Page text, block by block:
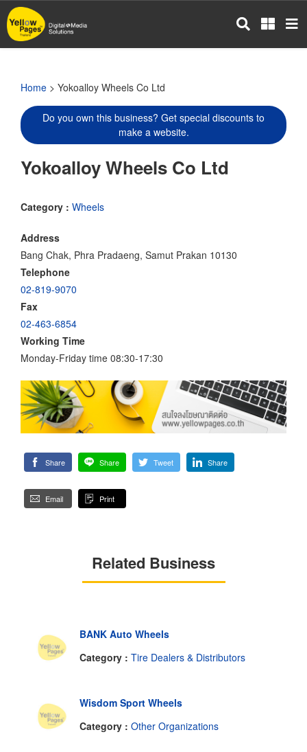
Skip
to
main
Home > Yokoalloy Wheels Co Ltd
Do you own this business? Get special discounts to
make a website.
Yokoalloy Wheels Co Ltd
Category : Wheels
Address
Bang Chak, Phra Pradaeng, Samut Prakan 10130
Telephone
02-819-9070
Fax
02-463-6854
Working Time
Monday-Friday time 08:30-17:30
Share Share Tweet Share
Email Print
Related Business
BANK Auto Wheels
Category : Tire Dealers & Distributors
Wisdom Sport Wheels
Category : Other Organizations